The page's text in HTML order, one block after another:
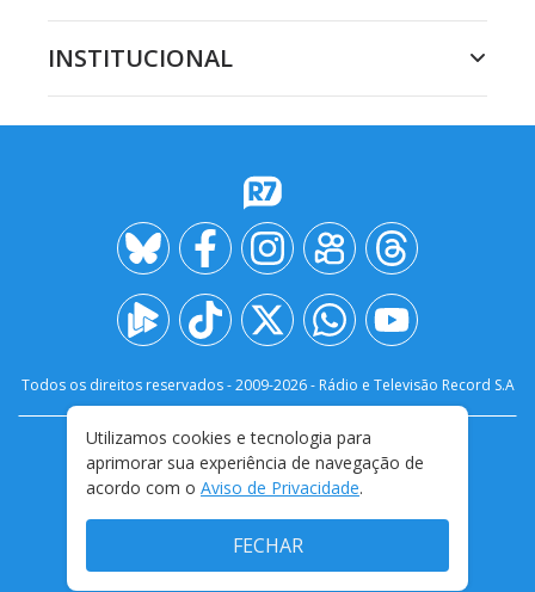
INSTITUCIONAL
Todos os direitos reservados - 2009-2026- Rádio e Televisão Record S.A
FALE CONOSCO
PRIVACIDADE
TERMOS E CONDIÇÕES DE USO
Utilizamos cookies e tecnologia para
aprimorar sua experiência de navegação de
acordo com o Aviso de Privacidade.
FECHAR